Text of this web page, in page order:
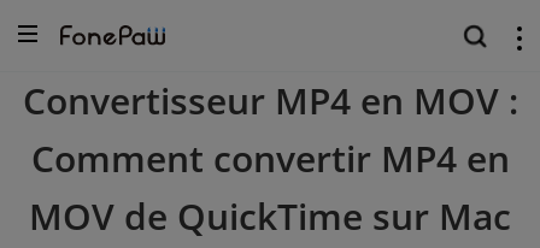
Convertisseur MP4 en MOV :
Comment convertir MP4 en
MOV de QuickTime sur Mac